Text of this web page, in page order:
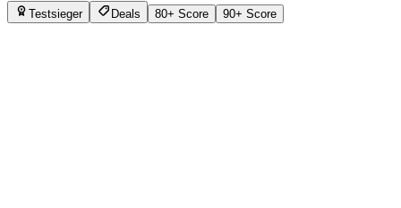
Testsieger Deals 80+ Score 90+ Score